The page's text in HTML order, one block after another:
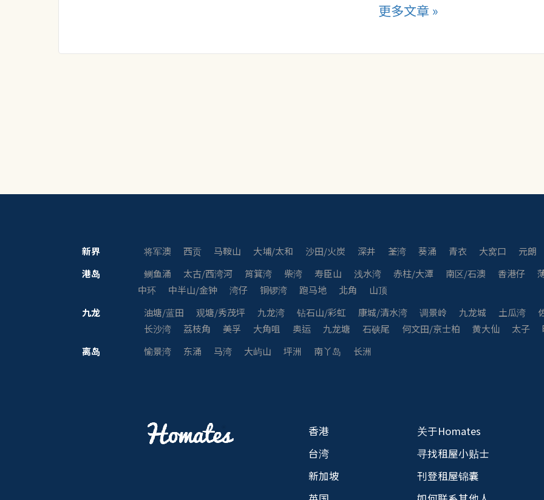
更多文章 »
新界 将军澳 西贡 马鞍山 大埔/太和 沙田/火炭 深井 荃湾 葵涌 青衣 大窝口
元朗
港岛
鲗鱼涌 太古/西湾河 筲箕湾 柴湾 寿臣山 浅水湾 赤柱/大潭 南区/石澳 香港仔
中环
中半山/金钟 湾仔 铜锣湾 跑马地 北角
山顶
九龙
油塘/蓝田 观塘/秀茂坪 九龙湾 钻石山/彩虹 康城/清水湾 调景岭 九龙城 土瓜湾
长沙湾
荔枝角 美孚 大角咀 奥运 九龙塘 石硖尾 何文田/京士柏 黄大仙 太子
离岛
愉景湾 东涌 马湾 大屿山 坪洲 南丫岛 长洲
香港
台湾
新加坡
关于Homates
寻找租屋小贴士
刊登租屋锦囊